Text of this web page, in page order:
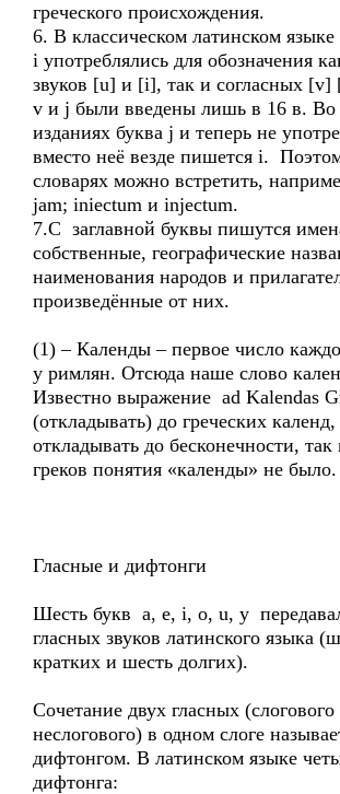
греческого происхождения.
6. В классическом латинском
i употреблялись для обозначения
звуков [u] и [i], так и согласных
v и j были введены лишь в 16 в. Во
изданиях буква j и теперь не
вместо неё везде пишется i.
словарях можно встретить,
jam; iniectum и injectum.
7.С заглавной буквы пишутся
собственные, географические
наименования народов и
произведённые от них.
(1) – Календы – первое число
у римлян. Отсюда наше слово
Известно выражение ad Kalendas
(откладывать) до греческих календ,
откладывать до бесконечности, так
греков понятия «календы» не было.
Гласные и дифтонги
Шесть букв a, e, i, o, u, y
гласных звуков латинского языка
кратких и шесть долгих).
Сочетание двух гласных (слогового
неслогового) в одном слоге
дифтонгом. В латинском языке
дифтонга: